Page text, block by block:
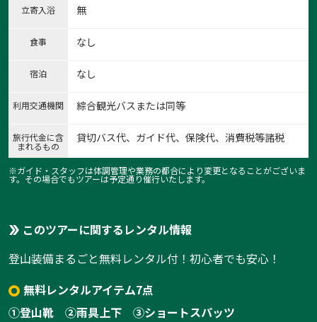
立寄入浴 無
食事 なし
宿泊 なし
利用交通機関 綜合観光バスまたは同等
旅行代金に含
まれるもの
貸切バス代、ガイド代、保険代、消費税等諸税
※ガイド・スタッフは体調管理や業務の都合により変更となることがございま
す。その場合でもツアーは予定通り催行いたします。
このツアーに関するレンタル情報
登山装備まるごと無料レンタル付！初心者でも安心！
無料レンタルアイテム7点
①登山靴
②雨具上下
③ショートスパッツ